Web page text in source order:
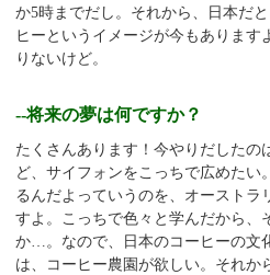
か5時までだし。それから、日本だ
ヒーというイメージが今もあります
りないけど。
--将来の夢は何ですか？
たくさんあります！今やりだしたの
ど、サイフォンをこっちで広めたい
るんだよっていうのを、オーストラ
すよ。こっちで色々と学んだから、
か…。なので、日本のコーヒーの文
は、コーヒー農園が欲しい。それか